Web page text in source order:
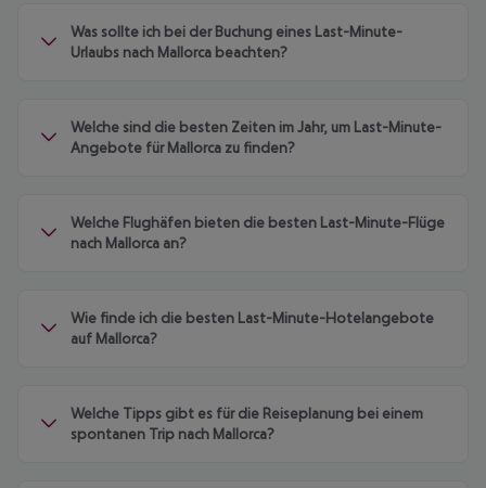
Was sollte ich bei der Buchung eines Last-Minute-
Urlaubs nach Mallorca beachten?
Welche sind die besten Zeiten im Jahr, um Last-Minute-
Angebote für Mallorca zu finden?
Welche Flughäfen bieten die besten Last-Minute-Flüge
nach Mallorca an?
Wie finde ich die besten Last-Minute-Hotelangebote
auf Mallorca?
Welche Tipps gibt es für die Reiseplanung bei einem
spontanen Trip nach Mallorca?